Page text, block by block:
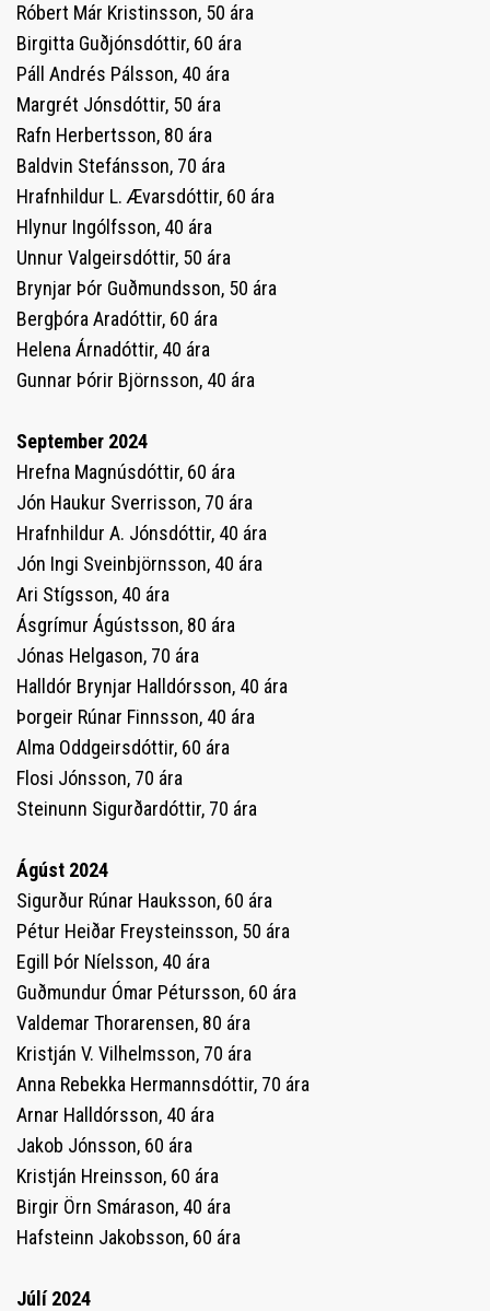
Róbert Már Kristinsson, 50 ára
Birgitta Guðjónsdóttir, 60 ára
Páll Andrés Pálsson, 40 ára
Margrét Jónsdóttir, 50 ára
Rafn Herbertsson, 80 ára
Baldvin Stefánsson, 70 ára
Hrafnhildur L. Ævarsdóttir, 60 ára
Hlynur Ingólfsson, 40 ára
Unnur Valgeirsdóttir, 50 ára
Brynjar Þór Guðmundsson, 50 ára
Bergþóra Aradóttir, 60 ára
Helena Árnadóttir, 40 ára
Gunnar Þórir Björnsson, 40 ára
September 2024
Hrefna Magnúsdóttir, 60 ára
Jón Haukur Sverrisson, 70 ára
Hrafnhildur A. Jónsdóttir, 40 ára
Jón Ingi Sveinbjörnsson, 40 ára
Ari Stígsson, 40 ára
Ásgrímur Ágústsson, 80 ára
Jónas Helgason, 70 ára
Halldór Brynjar Halldórsson, 40 ára
Þorgeir Rúnar Finnsson, 40 ára
Alma Oddgeirsdóttir, 60 ára
Flosi Jónsson, 70 ára
Steinunn Sigurðardóttir, 70 ára
Ágúst 2024
Sigurður Rúnar Hauksson, 60 ára
Pétur Heiðar Freysteinsson, 50 ára
Egill Þór Níelsson, 40 ára
Guðmundur Ómar Pétursson, 60 ára
Valdemar Thorarensen, 80 ára
Kristján V. Vilhelmsson, 70 ára
Anna Rebekka Hermannsdóttir, 70 ára
Arnar Halldórsson, 40 ára
Jakob Jónsson, 60 ára
Kristján Hreinsson, 60 ára
Birgir Örn Smárason, 40 ára
Hafsteinn Jakobsson, 60 ára
Júlí 2024